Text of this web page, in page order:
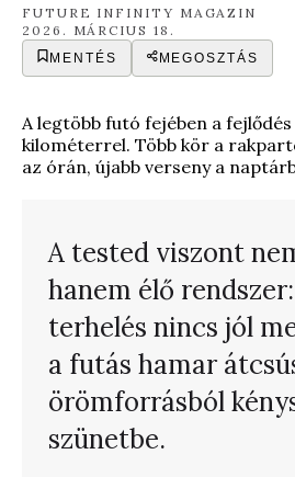
FUTURE INFINITY MAGAZIN
2026. MÁRCIUS 18.
MENTÉS MEGOSZTÁS
A legtöbb futó fejében a
kilométerrel. Több kör a
az órán, újabb verseny a
A tested viszont
hanem élő
terhelés nincs jól
a futás hamar
örömforrásból
szünetbe.